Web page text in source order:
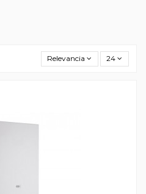
Relevancia 24